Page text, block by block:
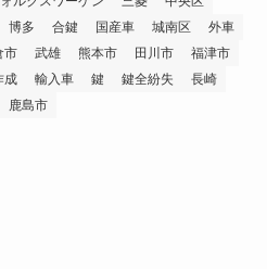
博多 合鍵 国産車 城南区
外車
市 武雄 熊本市 田川市
福津市
成 輸入車 鍵 鍵全紛失
長崎
鹿島市